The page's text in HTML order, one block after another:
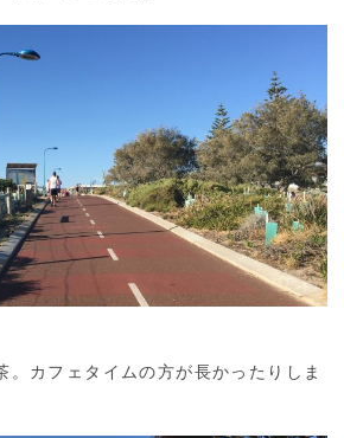
。カフェタイムの方が長かったりしま